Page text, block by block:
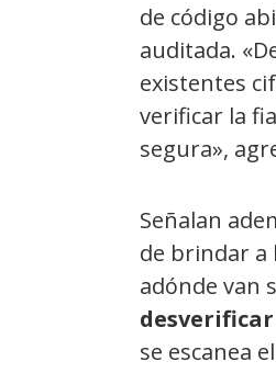
de código
auditada.
existentes
verificar la
segura»,
Señalan
de brindar a
adónde van
se escanea